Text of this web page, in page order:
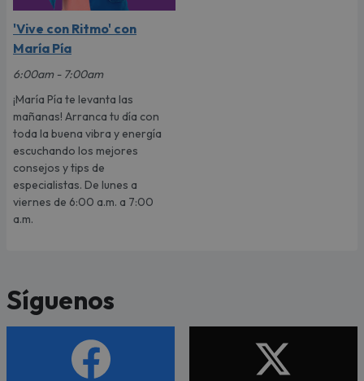
'Vive con Ritmo' con
María Pía
6:00am - 7:00am
¡María Pía te levanta las
mañanas! Arranca tu día con
toda la buena vibra y energía
escuchando los mejores
consejos y tips de
especialistas. De lunes a
viernes de 6:00 a.m. a 7:00
a.m.
Síguenos